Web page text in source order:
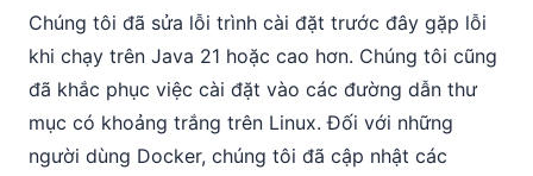
Chúng tôi đã sửa lỗi trình cài đặt trước đây gặp lỗi
khi chạy trên Java 21 hoặc cao hơn. Chúng tôi cũng
đã khắc phục việc cài đặt vào các đường dẫn thư
mục có khoảng trắng trên Linux. Đối với những
người dùng Docker, chúng tôi đã cập nhật các